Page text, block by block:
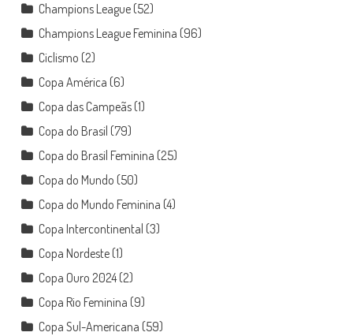
Champions League(52)
Champions League Feminina (96)
Ciclismo (2)
Copa América (6)
Copa das Campeãs(1)
Copa do Brasil (79)
Copa do Brasil Feminina (25)
Copa do Mundo (50)
Copa do Mundo Feminina (4)
Copa Intercontinental (3)
Copa Nordeste(1)
Copa Ouro 2024(2)
Copa Rio Feminina (9)
Copa Sul-Americana (59)